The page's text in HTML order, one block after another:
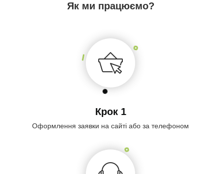
Як ми працюємо?
Крок 1
Оформлення заявки на сайті або за телефоном